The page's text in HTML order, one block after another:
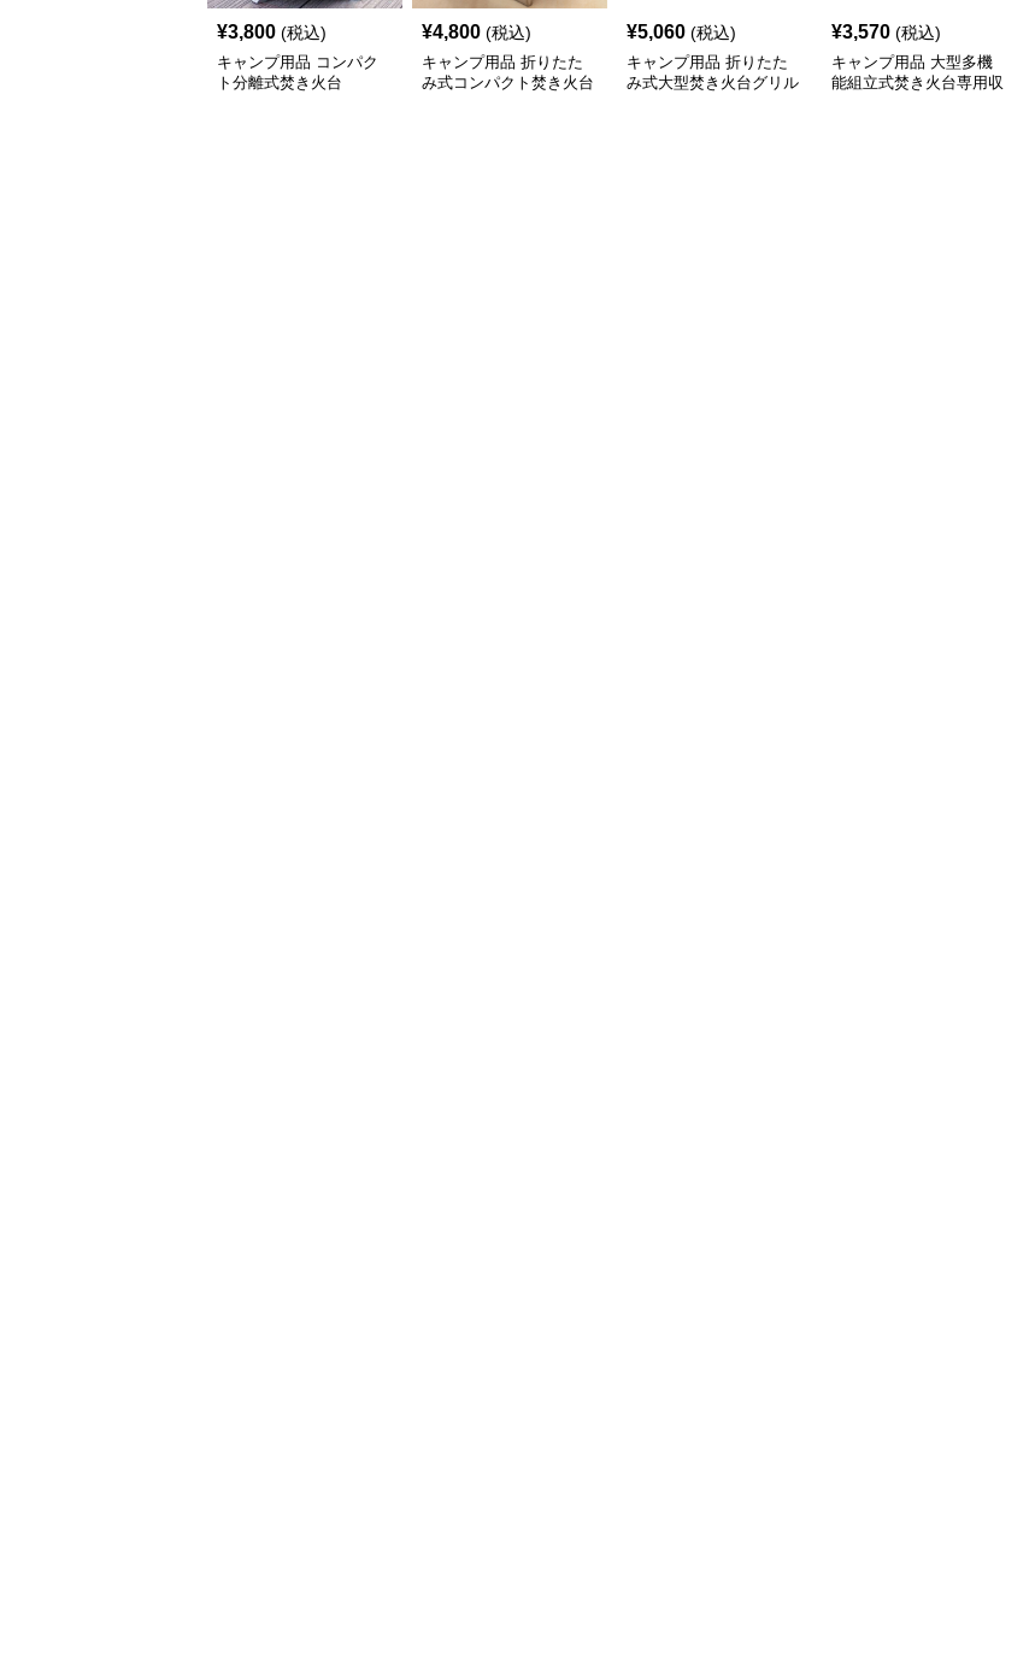
¥3,800 (税込)
キャンプ用品 コンパク
ト分離式焚き火台
¥4,800 (税込)
キャンプ用品 折りたた
み式コンパクト焚き火台
¥5,060 (税込)
キャンプ用品 折りたた
み式大型焚き火台グリル
¥3,570 (税込)
キャンプ用品 大型多機
能組立式焚き火台専用収